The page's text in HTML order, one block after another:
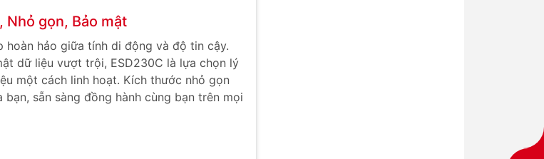
Nhỏ gọn, Bảo mật
hoàn hảo giữa tính di động và độ tin cậy.
dữ liệu vượt trội, ESD230C là lựa chọn lý
một cách linh hoạt. Kích thước nhỏ gọn
sẵn sàng đồng hành cùng bạn trên mọi